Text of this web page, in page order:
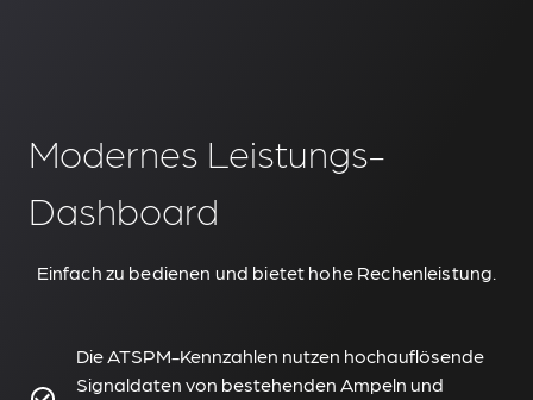
Modernes Leistungs-
Dashboard
Einfach zu bedienen und bietet hohe Rechenleistung.
Die ATSPM-Kennzahlen nutzen hochauflösende
Signaldaten von bestehenden Ampeln und